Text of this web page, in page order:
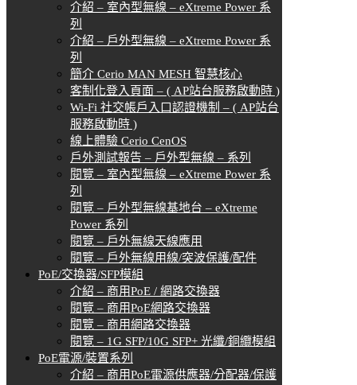
介紹 – 室內型無線 – eXtreme Power 系
列
介紹 – 戶外型無線 – eXtreme Power 系
列
簡介 Cerio MAN MESH 智慧核心
客制化登入頁面 – ( AP站台服務啟動時 )
Wi-Fi 社交帳戶入口認證機制 – ( AP站台
服務啟動時 )
線上體驗 Cerio CenOS
戶外測試報告 – 戶外型無線 – 系列
閱覽 – 室內型無線 – eXtreme Power 系
列
閱覽 – 戶外型無線基地台 – eXtreme
Power 系列
閱覽 – 戶外無線天線應用
閱覽 – 戶外無線用線/突波保護/配件
PoE/交換器/SFP模組
介紹 – 商用PoE / 網路交換器
閱覽 – 商用PoE網路交換器
閱覽 – 商用網路交換器
閱覽 – 1G SFP/10G SFP+ 光纖/銅纜模組
PoE電源/裝置系列
介紹 – 商用PoE電源供應器/分配器/保護